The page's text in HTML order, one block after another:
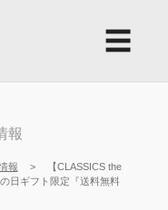
☰
報
報
【CLASSICS the
日ギフト限定『送料無料